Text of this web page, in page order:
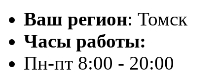
Ваш регион: Томск
Часы работы:
Пн-пт 8:00 - 20:00